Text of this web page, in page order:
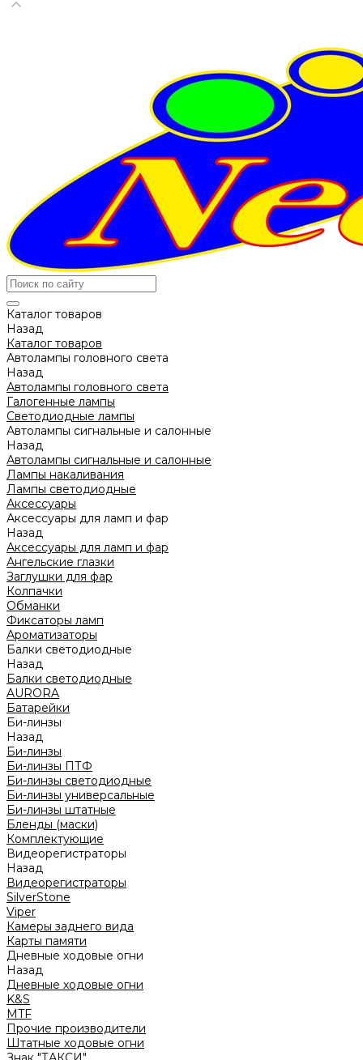
Каталог товаров
Назад
Каталог товаров
Автолампы головного света
Назад
Автолампы головного света
Галогенные лампы
Светодиодные лампы
Автолампы сигнальные и салонные
Назад
Автолампы сигнальные и салонные
Лампы накаливания
Лампы светодиодные
Аксессуары
Аксессуары для ламп и фар
Назад
Аксессуары для ламп и фар
Ангельские глазки
Заглушки для фар
Колпачки
Обманки
Фиксаторы ламп
Ароматизаторы
Балки светодиодные
Назад
Балки светодиодные
AURORA
Батарейки
Би-линзы
Назад
Би-линзы
Би-линзы ПТФ
Би-линзы светодиодные
Би-линзы универсальные
Би-линзы штатные
Бленды (маски)
Комплектующие
Видеорегистраторы
Назад
Видеорегистраторы
SilverStone
Viper
Камеры заднего вида
Карты памяти
Дневные ходовые огни
Назад
Дневные ходовые огни
K&S
MTF
Прочие производители
Штатные ходовые огни